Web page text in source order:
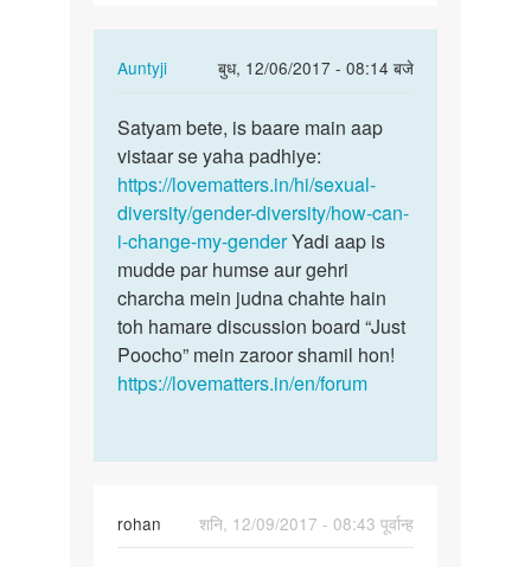
Auntyji
बुध, 12/06/2017 - 08:14 बजे
In
to
me
ek
ladka
hu
mujhe
ladki…
by
Satyam
Agrawal
Satyam
bete,
is
baare
main…
Satyam bete, is baare main aap
vistaar se yaha padhiye:
https://lovematters.in/hi/sexual-
diversity/gender-diversity/how-can-
i-change-my-genderYadi aap is
mudde par humse aur gehri
charcha mein judna chahte hain
toh hamare discussion board “Just
Poocho” mein zaroor shamil hon!
https://lovematters.in/en/forum
rohan
शनि, 12/09/2017 - 08:43 पूर्वान्ह